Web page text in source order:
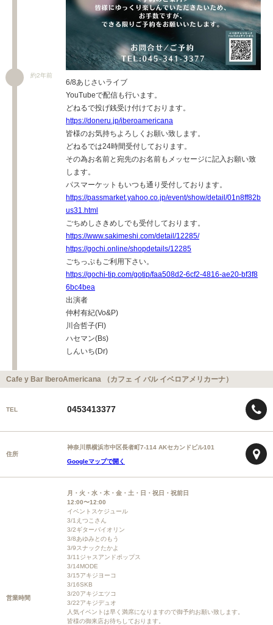
約2年前
6/8あじさいライブ
YouTubeで配信も行います。
どねるで投げ銭受け付けております。
https://doneru.jp/iberoamericana
皆様のお気持ちよろしくお願い致します。
どねるでは24時間受付しております。
その為お名前と宛先のお名前もメッセージに記入お願い致
します。
パスマーケットもいつも通り受付しております。
https://passmarket.yahoo.co.jp/event/show/detail/01n8ff82b
us31.html
ごちめしさきめしでも受付しております。
https://www.sakimeshi.com/detail/12285/
https://gochi.online/shopdetails/12285
ごちっぷもご利用下さい。
https://gochi-tip.com/gotip/faa508d2-6cf2-4816-ae20-bf3f8
6bc4bea
出演者
仲村有紀(Vo&P)
川合哲子(Fl)
ハセマン(Bs)
しんいち(Dr)
Cafe y Bar IberoAmericana （カフェ イ バル イベロアメリカーナ）
TEL 0453413377
住所
神奈川県横浜市中区長者町7-114 AKセカンドビル101
Googleマップで開く
営業時間
月・火・水・木・金・土・日・祝日・祝前日
12:00〜12:00
イベントスケジュール
3/1えつこさん
3/2ギターバイオリン
3/8あゆみとのもう
3/9スナックたかよ
3/11ジャスアンドポップス
3/14MODE
3/15アキジヨーコ
3/16SKB
3/20アキジエツコ
3/22アキジデュオ
人気イベントは早く満席になりますので御予約お願い致します。
皆様の御来店お待ちしております。